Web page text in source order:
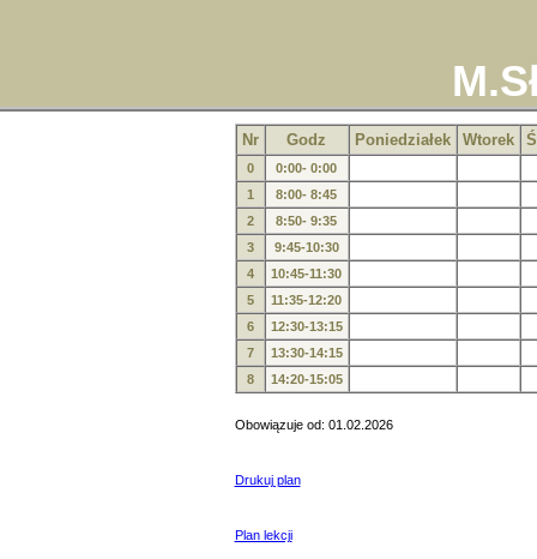
Nr Godz Poniedziałek Wtorek
0
0:00- 0:00
1
8:00- 8:45
2
8:50- 9:35
3
9:45-10:30
4
10:45-11:30
5
11:35-12:20
6
12:30-13:15
7
13:30-14:15
8
14:20-15:05
Obowiązuje od: 01.02.2026
Drukuj plan
Plan lekcji